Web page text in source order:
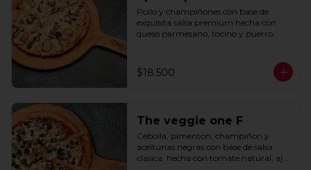
Pollo y champiñones con base de
exquisita salsa premium hecha con
queso parmesano, tocino y puerro.
$18.500
The veggie one F
Cebolla, pimenton, champiñon y
aceitunas negras con base de salsa
clasica  hecha con tomate natural, ajo,